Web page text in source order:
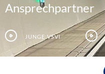
Ansprechpartner
Junge VSVI